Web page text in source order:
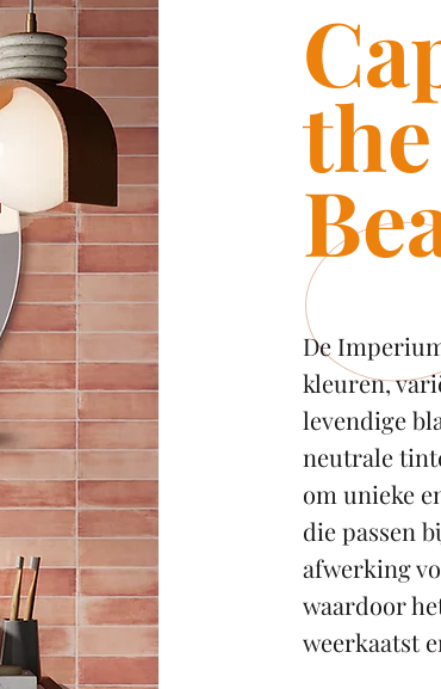
the
De
kleuren,
levendige
neutrale
om unieke
die passen
afwerking
waardoor
weerkaatst